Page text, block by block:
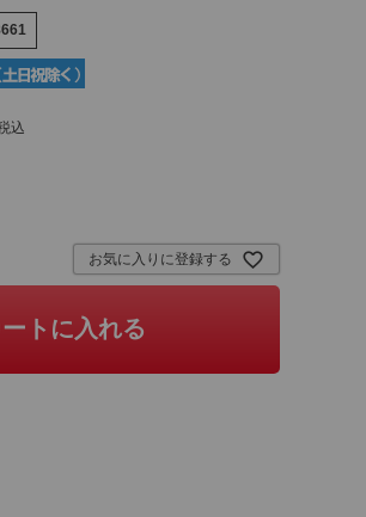
込
お気に入りに登録する
トに入れる